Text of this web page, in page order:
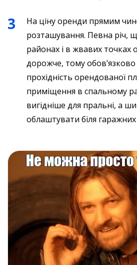
На ціну оренди прямим
розташування. Певна річ,
районах і в жвавих точках
дорожче, тому
прохідність орендованої
приміщення в спальному
вигідніше для пральні, а
облаштувати біля